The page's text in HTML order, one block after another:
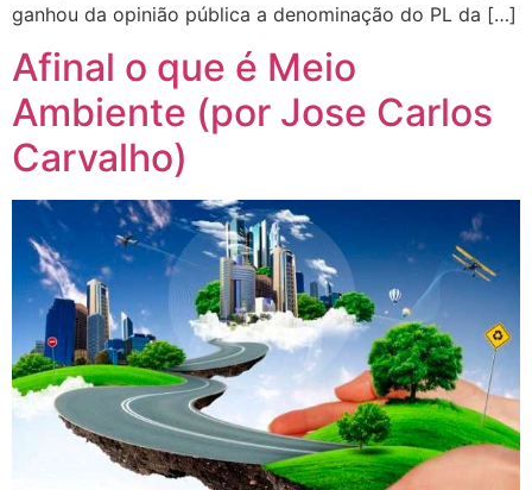
ganhou da opinião pública a denominação do PL da […]
Afinal o que é Meio
Ambiente (por Jose Carlos
Carvalho)